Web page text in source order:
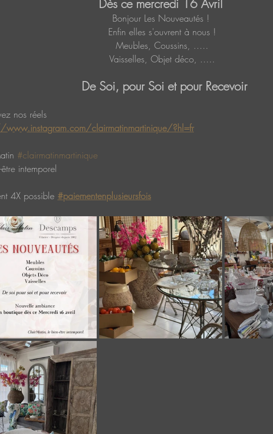
Dès ce mercredi 16 Avril
Bonjour Les Nouveautés !
Enfin elles s'ouvrent à nous !
Meubles, Coussins, .....
Vaisselles, Objet déco, .....
  De Soi, pour Soi et pour Recevoir
nos réels
www.instagram.com/clairmatinmartinique/?hl=fr
#clairmatinmartinique
intemporel
4X possible #paiementenplusieursfois